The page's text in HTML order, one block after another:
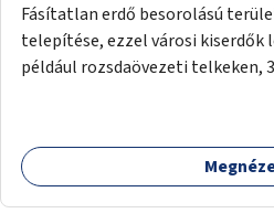
Fásítatlan erdő besorolású
telepítése, ezzel városi kiserdők
például rozsdaövezeti telkeken,